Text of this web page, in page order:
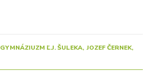
GYMNÁZIUZM Ľ.J. ŠULEKA JOZEF ČERNEK